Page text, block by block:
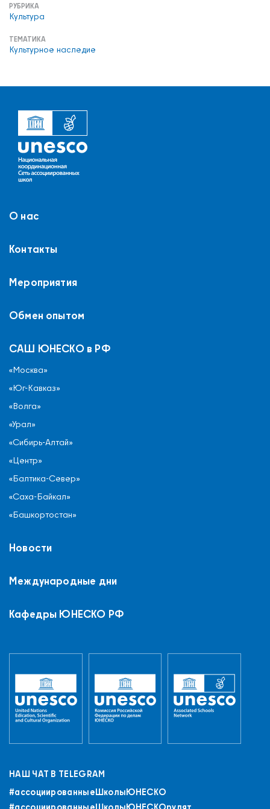
РУБРИКА
Культура
ТЕМАТИКА
Культурное наследие
О нас
Контакты
Мероприятия
Обмен опытом
САШ ЮНЕСКО в РФ
«Москва»
«Юг-Кавказ»
«Волга»
«Урал»
«Сибирь-Алтай»
«Центр»
«Балтика-Север»
«Саха-Байкал»
«Башкортостан»
Новости
Международные дни
Кафедры ЮНЕСКО РФ
НАШ ЧАТ В TELEGRAM
#ассоциированныеШколыЮНЕСКO